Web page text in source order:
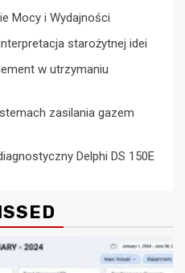
Mocy i Wydajności
starożytnej idei
w utrzymaniu
zasilania gazem
Delphi DS 150E